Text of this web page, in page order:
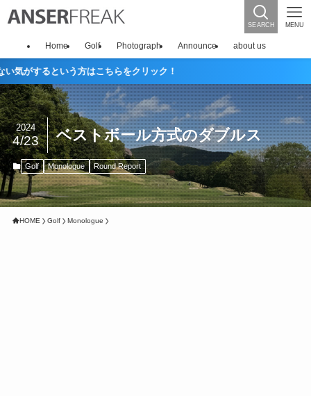
SEARCH MENU
Home Golf Photograph Announce about us
う方はこちらをクリック！
ベストボール方式のダブルス
2024
4/23
Golf Monologue Round Report
HOME Golf Monologue